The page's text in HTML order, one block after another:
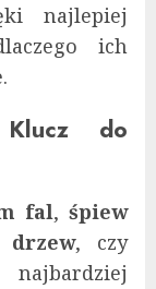
najlepiej
ich
do
fal,śpiew
, czy